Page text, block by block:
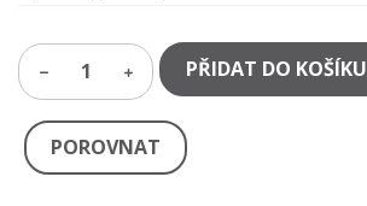
1 PŘIDAT DO KOŠÍKU
POROVNAT